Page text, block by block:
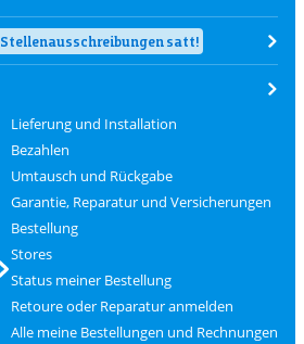
Stellenausschreibungen satt!
Lieferung und Installation
Bezahlen
Umtausch und Rückgabe
Garantie, Reparatur und Versicherungen
Bestellung
Stores
Status meiner Bestellung
Retoure oder Reparatur anmelden
Alle meine Bestellungen und Rechnungen